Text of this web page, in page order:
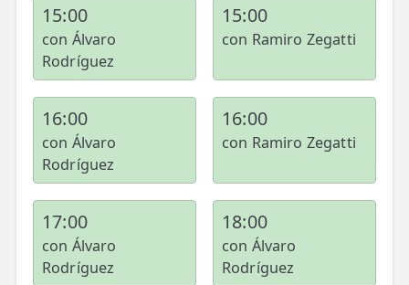
15:00
con Álvaro
Rodríguez
15:00
con Ramiro Zegatti
16:00
con Álvaro
Rodríguez
16:00
con Ramiro Zegatti
17:00
con Álvaro
Rodríguez
18:00
con Álvaro
Rodríguez